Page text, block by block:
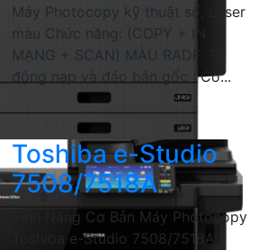
Máy Photocopy kỹ thuật số, Laser
màu Chức năng: (COPY + IN
MẠNG + SCAN) MÀU RADF: Tự
động nạp và đảo bản gốc : Có...
Toshiba e-Studio
7508/7518A
Tính Năng Cơ Bản Máy Photocopy
Toshiba e-Studio 7508/7518A (